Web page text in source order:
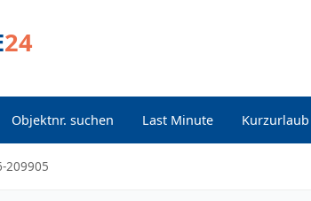
24
Objektnr. suchen Last Minute Kurzurlaub
209905